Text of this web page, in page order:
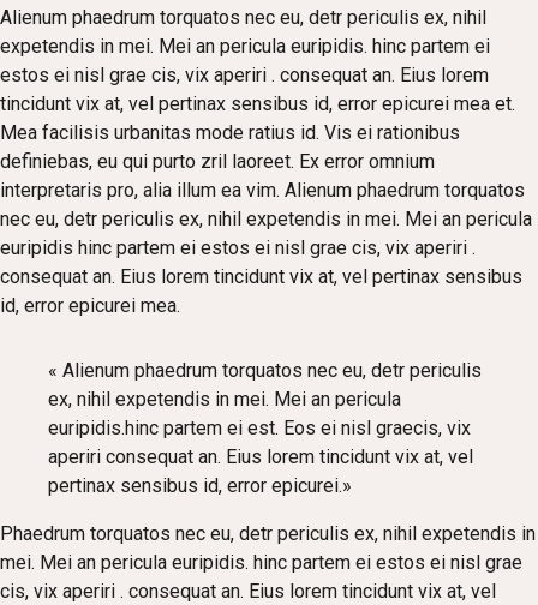
Alienum phaedrum torquatos nec eu, detr periculis ex, nihil
expetendis in mei. Mei an pericula euripidis. hinc partem ei
estos ei nisl grae cis, vix aperiri . consequat an. Eius lorem
tincidunt vix at, vel pertinax sensibus id, error epicurei mea et.
Mea facilisis urbanitas mode ratius id. Vis ei rationibus
definiebas, eu qui purto zril laoreet. Ex error omnium
interpretaris pro, alia illum ea vim. Alienum phaedrum torquatos
nec eu, detr periculis ex, nihil expetendis in mei. Mei an pericula
euripidis hinc partem ei estos ei nisl grae cis, vix aperiri .
consequat an. Eius lorem tincidunt vix at, vel pertinax sensibus
id, error epicurei mea.
« Alienum phaedrum torquatos nec eu, detr periculis
ex, nihil expetendis in mei. Mei an pericula
euripidis.hinc partem ei est. Eos ei nisl graecis, vix
aperiri consequat an. Eius lorem tincidunt vix at, vel
pertinax sensibus id, error epicurei.»
Phaedrum torquatos nec eu, detr periculis ex, nihil expetendis in
mei. Mei an pericula euripidis. hinc partem ei estos ei nisl grae
cis, vix aperiri . consequat an. Eius lorem tincidunt vix at, vel